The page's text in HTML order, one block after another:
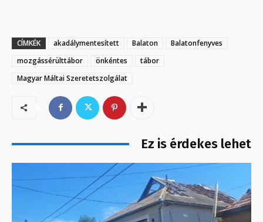
CÍMKÉK akadálymentesített Balaton
Balatonfenyves
mozgássérülttábor
önkéntes
tábor
Magyar Máltai Szeretetszolgálat
Ez is érdekes lehet